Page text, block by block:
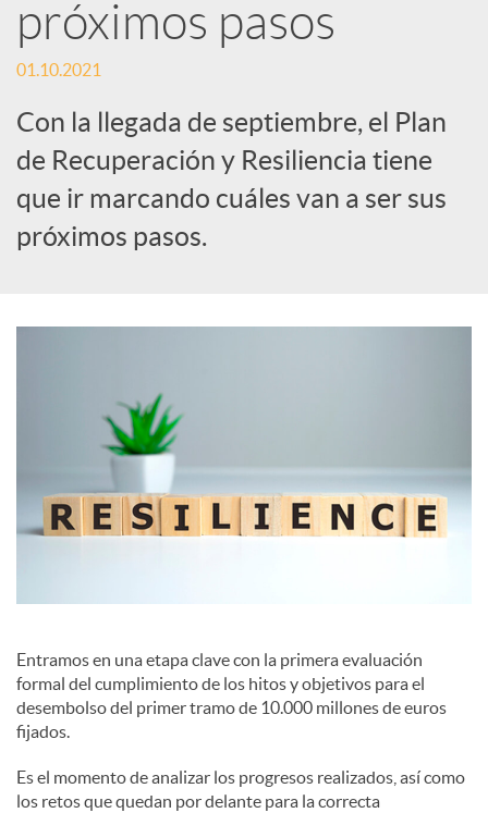
e
s
S
a
s
próximos pasos
01.10.2021
Con la llegada de septiembre, el Plan
de Recuperación y Resiliencia tiene
que ir marcando cuáles van a ser sus
próximos pasos.
Entramos en una etapa clave con la primera evaluación
formal del cumplimiento de los hitos y objetivos para el
desembolso del primer tramo de 10.000 millones de euros
fijados.
Es el momento de analizar los progresos realizados, así como
los retos que quedan por delante para la correcta